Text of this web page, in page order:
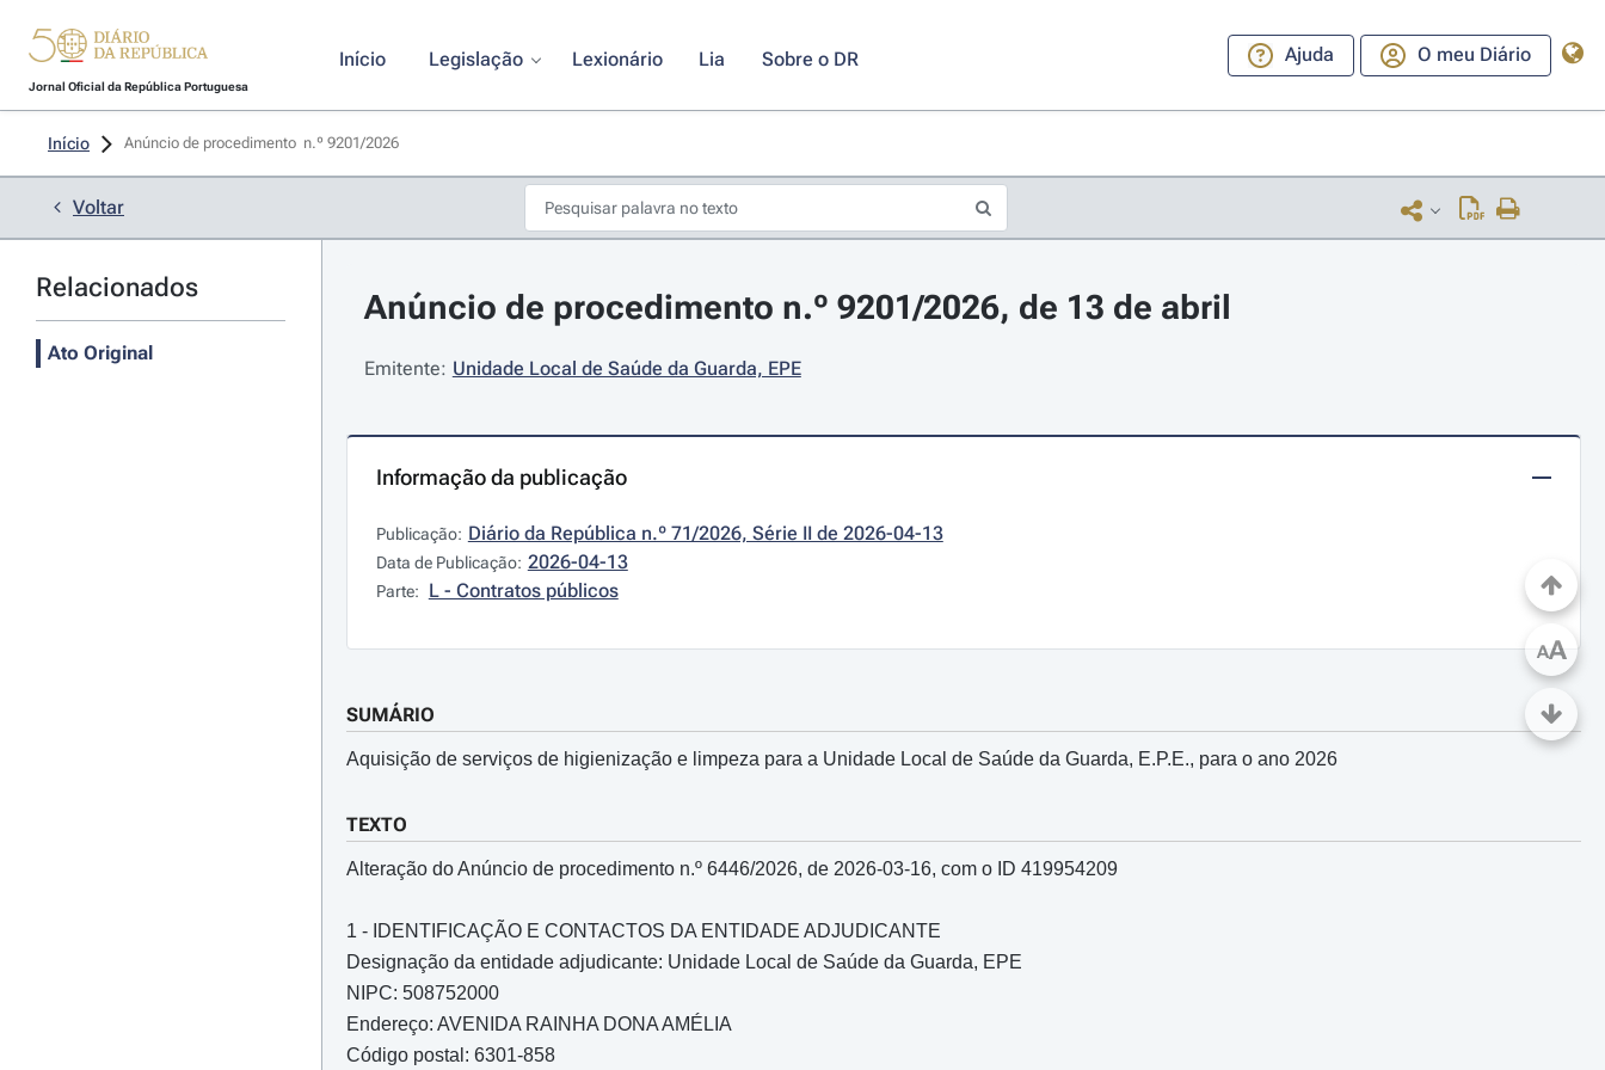
Jornal Oficial da República Portuguesa
Início Legislação Lexionário Lia Sobre o DR Ajuda O meu Diário
Início Anúncio de procedimento  n.º 9201/2026
Voltar
Relacionados
Ato Original
Anúncio de procedimento n.º 9201/2026, de 13 de abril
Emitente: Unidade Local de Saúde da Guarda, EPE
Informação da publicação
Publicação: Diário da República n.º 71/2026, Série II de 2026-04-13
Data de Publicação: 2026-04-13
Parte: L - Contratos públicos
SUMÁRIO
Aquisição de serviços de higienização e limpeza para a Unidade Local de Saúde da Guarda, E.P.E., para o ano 2026
TEXTO
Alteração do Anúncio de procedimento n.º 6446/2026, de 2026-03-16, com o ID 419954209
1 - IDENTIFICAÇÃO E CONTACTOS DA ENTIDADE ADJUDICANTE
Designação da entidade adjudicante: Unidade Local de Saúde da Guarda, EPE
NIPC: 508752000
Endereço: AVENIDA RAINHA DONA AMÉLIA
Código postal: 6301-858
AA